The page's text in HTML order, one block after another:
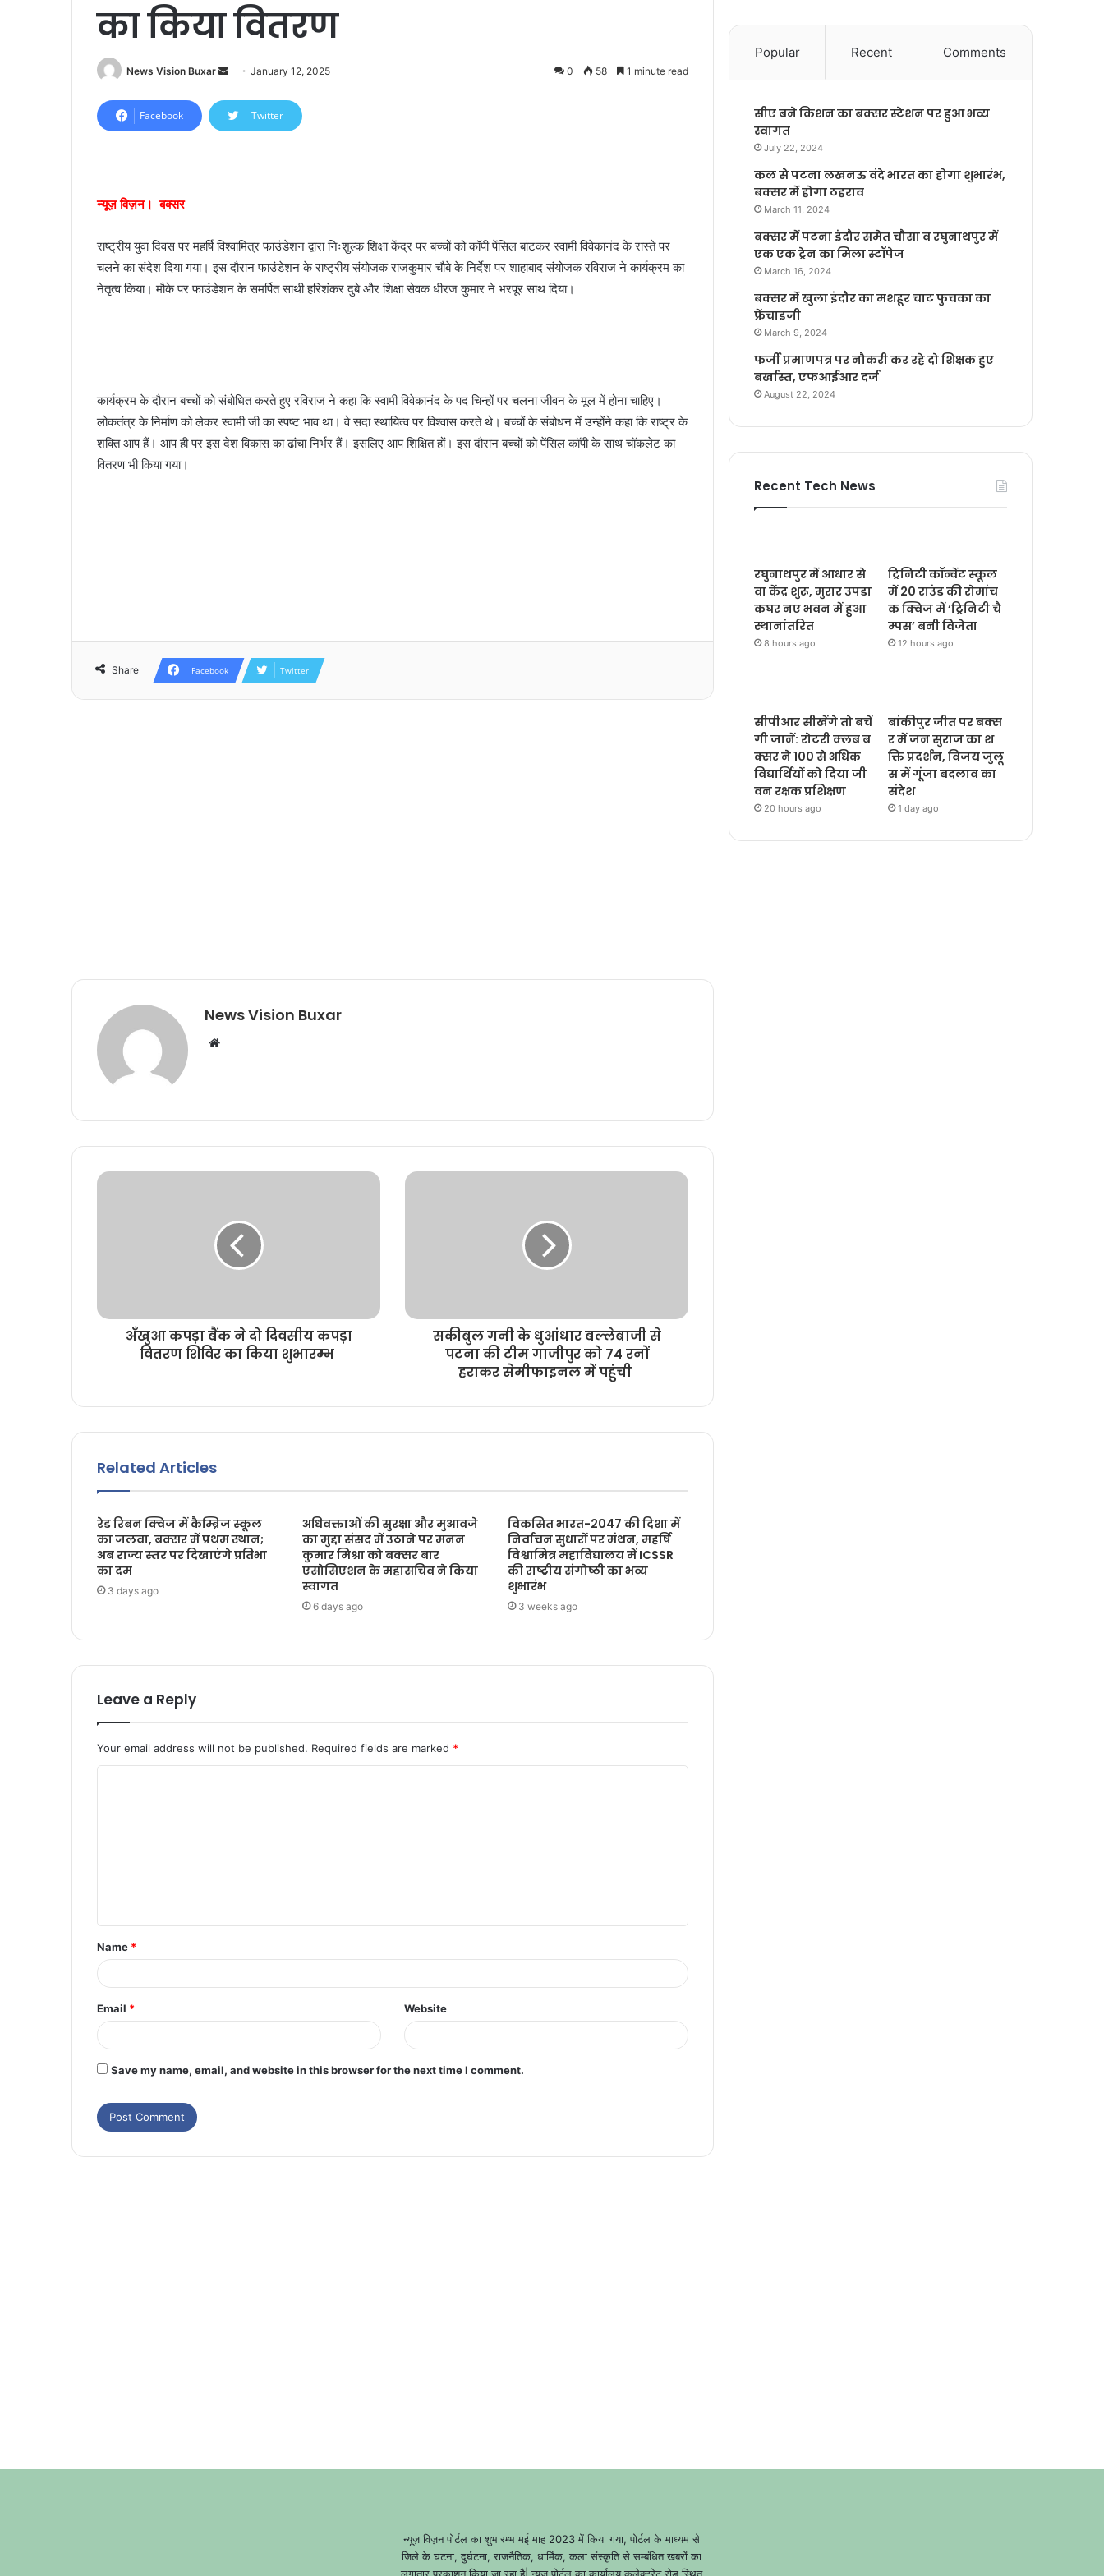
का किया वितरण
News Vision Buxar
n
d
i
l
January 12, 2025 0 58 1 minute read
Facebook Twitter
न्यूज़ विज़न। बक्सर
राष्ट्रीय युवा दिवस पर महर्षि विश्वामित्र फाउंडेशन द्वारा निःशुल्क शिक्षा केंद्र पर बच्चों को कॉपी पेंसिल बांटकर स्वामी विवेकानंद के रास्ते पर
चलने का संदेश दिया गया। इस दौरान फाउंडेशन के राष्ट्रीय संयोजक राजकुमार चौबे के निर्देश पर शाहाबाद संयोजक रविराज ने कार्यक्रम का
नेतृत्व किया। मौके पर फाउंडेशन के समर्पित साथी हरिशंकर दुबे और शिक्षा सेवक धीरज कुमार ने भरपूर साथ दिया।
कार्यक्रम के दौरान बच्चों को संबोधित करते हुए रविराज ने कहा कि स्वामी विवेकानंद के पद चिन्हों पर चलना जीवन के मूल में होना चाहिए।
लोकतंत्र के निर्माण को लेकर स्वामी जी का स्पष्ट भाव था। वे सदा स्थायित्व पर विश्वास करते थे। बच्चों के संबोधन में उन्होंने कहा कि राष्ट्र के
शक्ति आप हैं। आप ही पर इस देश विकास का ढांचा निर्भर हैं। इसलिए आप शिक्षित हों। इस दौरान बच्चों को पेंसिल कॉपी के साथ चॉकलेट का
वितरण भी किया गया।
Share Facebook Twitter
News Vision Buxar
i
अँखुआ कपड़ा बैंक ने दो दिवसीय कपड़ा
वितरण शिविर का किया शुभारम्भ
सकीबुल गनी के धुआंधार बल्लेबाजी से
पटना की टीम गाजीपुर को 74 रनों
हराकर सेमीफाइनल में पहुंची
Related Articles
रेड रिबन क्विज में कैम्ब्रिज स्कूल
का जलवा, बक्सर में प्रथम स्थान;
अब राज्य स्तर पर दिखाएंगे प्रतिभा
का दम
3 days ago
अधिवक्ताओं की सुरक्षा और मुआवजे
का मुद्दा संसद में उठाने पर मनन
कुमार मिश्रा को बक्सर बार
एसोसिएशन के महासचिव ने किया
स्वागत
6 days ago
विकसित भारत-2047 की दिशा में
निर्वाचन सुधारों पर मंथन, महर्षि
विश्वामित्र महाविद्यालय में ICSSR
की राष्ट्रीय संगोष्ठी का भव्य
शुभारंभ
3 weeks ago
Leave a Reply
Your email address will not be published. Required fields are marked *
Name *
Email * Website
Save my name, email, and website in this browser for the next time I comment.
Popular Recent Comments
सीए बने किशन का बक्सर स्टेशन पर हुआ भव्य
स्वागत
July 22, 2024
कल से पटना लखनऊ वंदे भारत का होगा शुभारंभ,
बक्सर में होगा ठहराव
March 11, 2024
बक्सर में पटना इंदौर समेत चौसा व रघुनाथपुर में
एक एक ट्रेन का मिला स्टॉपेज
March 16, 2024
बक्सर में खुला इंदौर का मशहूर चाट फुचका का
फ्रेंचाइजी
March 9, 2024
फर्जी प्रमाणपत्र पर नौकरी कर रहे दो शिक्षक हुए
बर्खास्त, एफआईआर दर्ज
August 22, 2024
Recent Tech News
रघुनाथपुर में आधार से
वा केंद्र शुरू, मुरार उपडा
कघर नए भवन में हुआ
स्थानांतरित
8 hours ago
ट्रिनिटी कॉन्वेंट स्कूल
में 20 राउंड की रोमांच
क क्विज में ‘ट्रिनिटी चै
म्पस’ बनी विजेता
12 hours ago
सीपीआर सीखेंगे तो बचें
गी जानें: रोटरी क्लब ब
क्सर ने 100 से अधिक
विद्यार्थियों को दिया जी
वन रक्षक प्रशिक्षण
20 hours ago
बांकीपुर जीत पर बक्स
र में जन सुराज का श
क्ति प्रदर्शन, विजय जुलू
स में गूंजा बदलाव का
संदेश
1 day ago
न्यूज़ विज़न पोर्टल का शुभारम्भ मई माह 2023 में किया गया, पोर्टल के माध्यम से
जिले के घटना, दुर्घटना, राजनैतिक, धार्मिक, कला संस्कृति से सम्बंधित खबरों का